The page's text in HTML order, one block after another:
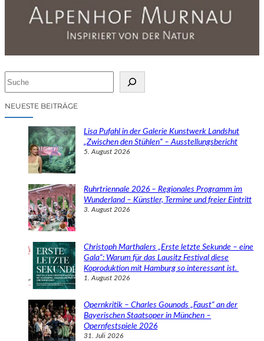
cNEUESTE BEITRÄGE
Lisa Pufahl in der Galerie Kunstwerk Landshut
„Zwischen den Stühlen“ – Ausstellungsbericht
5. August 2026
Ruhrtriennale 2026 – Regionales Programm im
Wunderland – Künstler, Termine und freier Eintritt
3. August 2026
Christoph Marthalers „Erste letzte Sekunde – eine
Gala“: Warum für das Lausitz Festival diese
Koproduktion mit Hamburg so interessant ist.
1. August 2026
Opernkritik – Charles Gounods „Faust“ an der
Bayerischen Staatsoper in München –
Opernfestspiele 2026
31. Juli 2026